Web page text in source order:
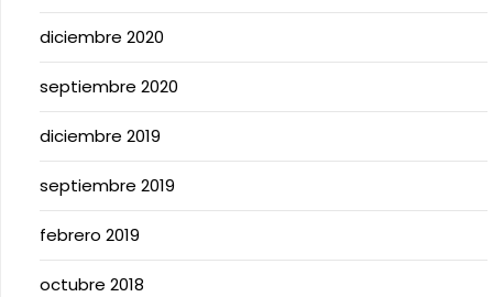
diciembre 2020
septiembre 2020
diciembre 2019
septiembre 2019
febrero 2019
octubre 2018